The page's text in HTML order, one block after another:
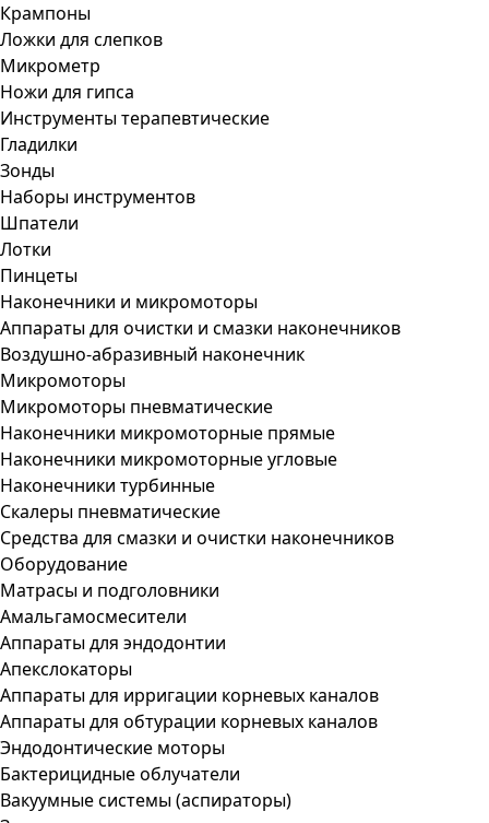
Крампоны
Ложки для слепков
Микрометр
Ножи для гипса
Инструменты терапевтические
Гладилки
Зонды
Наборы инструментов
Шпатели
Лотки
Пинцеты
Наконечники и микромоторы
Аппараты для очистки и смазки наконечников
Воздушно-абразивный наконечник
Микромоторы
Микромоторы пневматические
Наконечники микромоторные прямые
Наконечники микромоторные угловые
Наконечники турбинные
Скалеры пневматические
Средства для смазки и очистки наконечников
Оборудование
Матрасы и подголовники
Амальгамосмесители
Аппараты для эндодонтии
Апекслокаторы
Аппараты для ирригации корневых каналов
Аппараты для обтурации корневых каналов
Эндодонтические моторы
Бактерицидные облучатели
Вакуумные системы (аспираторы)